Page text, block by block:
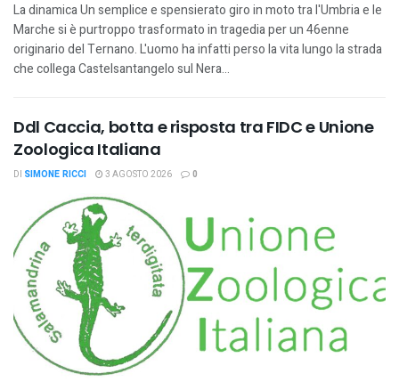
La dinamica Un semplice e spensierato giro in moto tra l'Umbria e le
Marche si è purtroppo trasformato in tragedia per un 46enne
originario del Ternano. L'uomo ha infatti perso la vita lungo la strada
che collega Castelsantangelo sul Nera...
Ddl Caccia, botta e risposta tra FIDC e Unione
Zoologica Italiana
DI SIMONE RICCI 3 AGOSTO 2026 0